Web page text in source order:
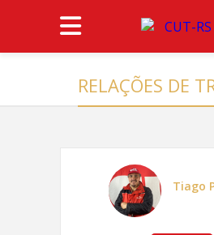
RELAÇÕES DE
Tiago